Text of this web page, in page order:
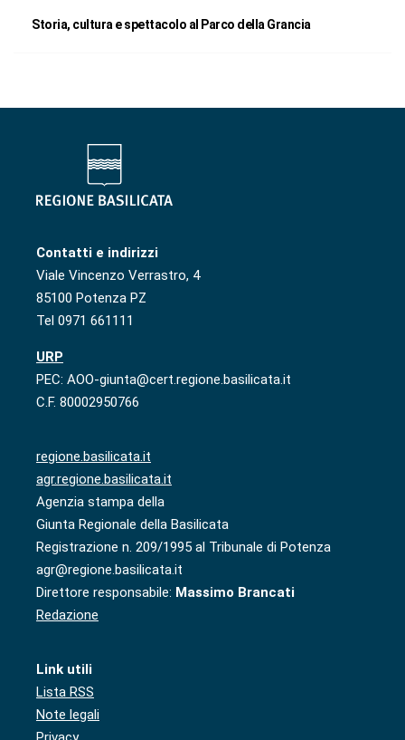
Storia, cultura e spettacolo al Parco della Grancia
Contatti e indirizzi
Viale Vincenzo Verrastro, 4
85100 Potenza PZ
Tel 0971 661111
URP
PEC: AOO-giunta@cert.regione.basilicata.it
C.F. 80002950766
regione.basilicata.it
agr.regione.basilicata.it
Agenzia stampa della
Giunta Regionale della Basilicata
Registrazione n. 209/1995 al Tribunale di Potenza
agr@regione.basilicata.it
Direttore responsabile: Massimo Brancati
Redazione
Link utili
Lista RSS
Note legali